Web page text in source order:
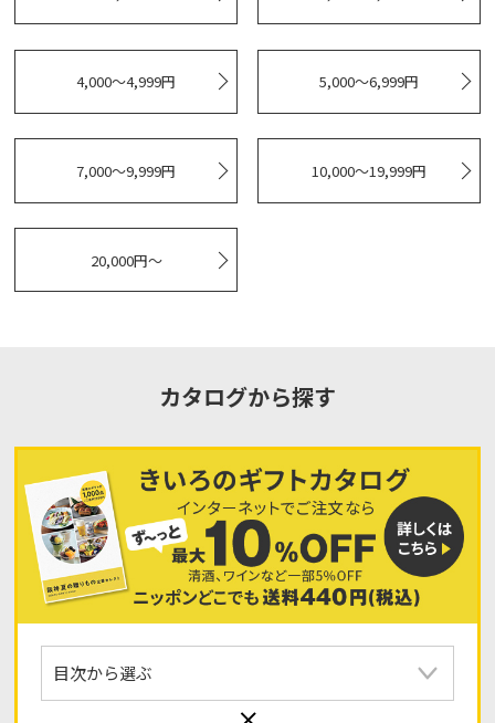
4,000～4,999円 5,000～6,999円
7,000～9,999円 10,000～19,999円
20,000円～
カタログから探す